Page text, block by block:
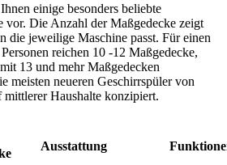
einige besonders beliebte
vor. Die Anzahl der Maßgedecke zeigt
die jeweilige Maschine passt. Für einen
reichen 10 -12 Maßgedecke,
13 und mehr Maßgedecken
meisten neueren Geschirrspüler von
Haushalte konzipiert.
Ausstattung